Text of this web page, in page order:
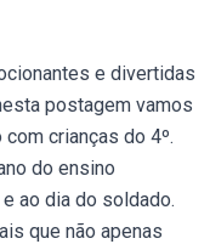
e divertidas
postagem vamos
crianças do 4º.
do ensino
ao dia do soldado.
que não apenas